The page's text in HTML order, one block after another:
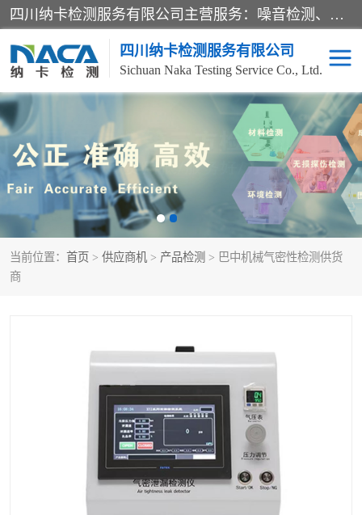
四川纳卡检测服务有限公司主营服务：噪音检测、灯光检测、防护网检测、磁性检测、无损检测、燃烧等级检测；本着严谨、规范的态度严格执行国家现行标准、规范及规程，奉行“科学公正、准确、持续改进、诚信服务”的企业价值和“科学、信誉、服务”的企业宗旨，竭诚为广大客户服务。
四川纳卡检测服务有限公司
Sichuan Naka Testing Service Co., Ltd.
当前位置： 首页 > 供应商机 > 产品检测 > 巴中机械气密性检测供货
商
噪音检测 灯光检测
防护网检测 磁性检测
无损检测 燃烧等级检测
可靠性检测 产品检测